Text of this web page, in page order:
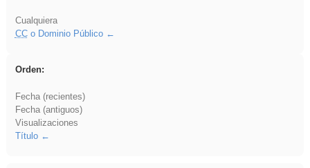
Cualquiera
CCo Dominio Público
Orden:
Fecha (recientes)
Fecha (antiguos)
Visualizaciones
Título